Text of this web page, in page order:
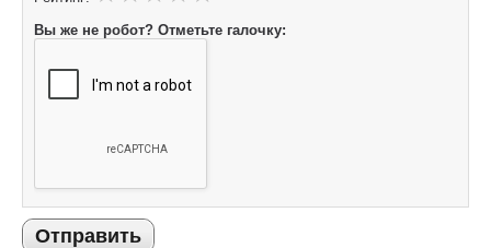
Вы же не робот? Отметьте галочку:
Отправить